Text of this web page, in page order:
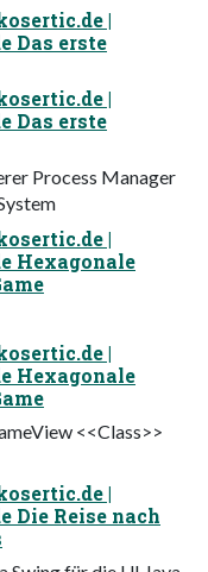
|
Das erste
|
Das erste
Process Manager
|
Hexagonale
|
Hexagonale
<<Class>>
|
Reise nach